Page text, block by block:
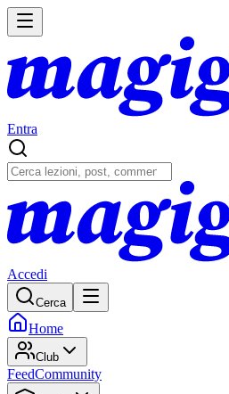
Entra
Accedi
Cerca
Home
Club
FeedCommunity